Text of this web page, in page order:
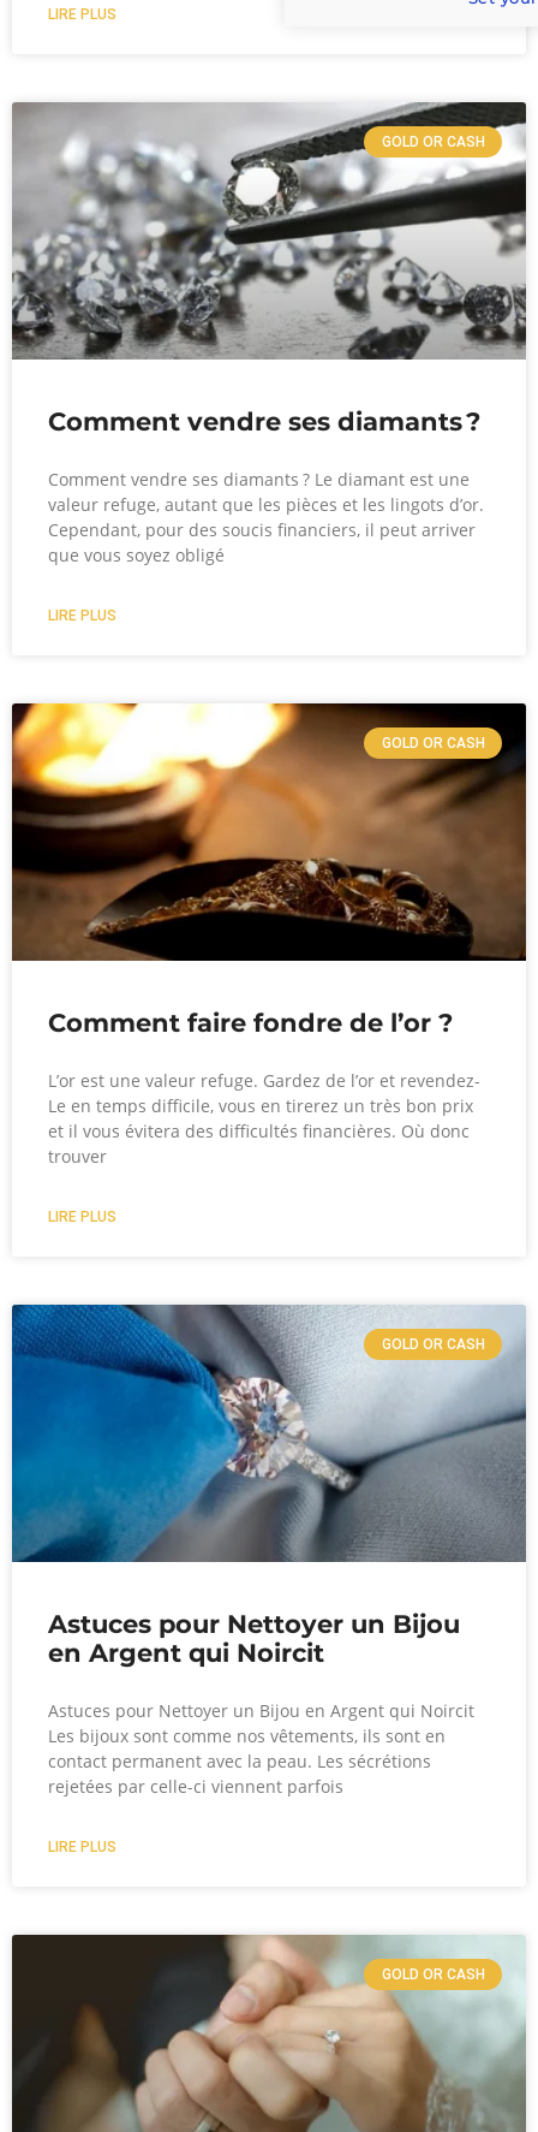
LIRE PLUS
GOLD OR CASH
Comment vendre ses diamants ?
Comment vendre ses diamants ? Le diamant est une
valeur refuge, autant que les pièces et les lingots d’or.
Cependant, pour des soucis financiers, il peut arriver
que vous soyez obligé
LIRE PLUS
GOLD OR CASH
Comment faire fondre de l’or ?
L’or est une valeur refuge. Gardez de l’or et revendez-
Le en temps difficile, vous en tirerez un très bon prix
et il vous évitera des difficultés financières. Où donc
trouver
LIRE PLUS
GOLD OR CASH
Astuces pour Nettoyer un Bijou
en Argent qui Noircit
Astuces pour Nettoyer un Bijou en Argent qui Noircit
Les bijoux sont comme nos vêtements, ils sont en
contact permanent avec la peau. Les sécrétions
rejetées par celle-ci viennent parfois
LIRE PLUS
GOLD OR CASH